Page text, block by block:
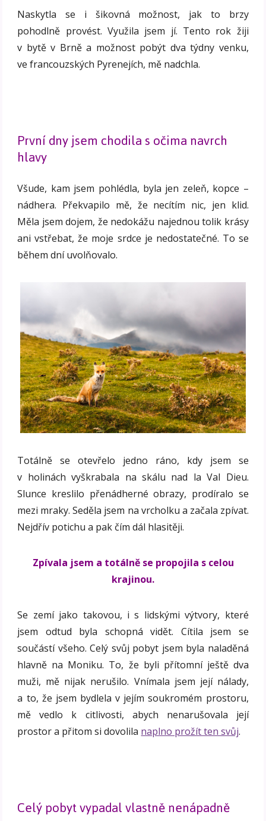
Naskytla se i šikovná možnost, jak to brzy
pohodlně provést. Využila jsem jí. Tento rok žiji
v bytě v Brně a možnost pobýt dva týdny venku,
ve francouzských Pyrenejích, mě nadchla.
První dny jsem chodila s očima navrch
hlavy
Všude, kam jsem pohlédla, byla jen zeleň, kopce –
nádhera. Překvapilo mě, že necítím nic, jen klid.
Měla jsem dojem, že nedokážu najednou tolik krásy
ani vstřebat, že moje srdce je nedostatečné. To se
během dní uvolňovalo.
Totálně se otevřelo jedno ráno, kdy jsem se
v holinách vyškrabala na skálu nad la Val Dieu.
Slunce kreslilo přenádherné obrazy, prodíralo se
mezi mraky. Seděla jsem na vrcholku a začala zpívat.
Nejdřív potichu a pak čím dál hlasitěji.
Zpívala jsem a totálně se propojila s celou
krajinou.
Se zemí jako takovou, i s lidskými výtvory, které
jsem odtud byla schopná vidět. Cítila jsem se
součástí všeho. Celý svůj pobyt jsem byla naladěná
hlavně na Moniku. To, že byli přítomní ještě dva
muži, mě nijak nerušilo. Vnímala jsem její nálady,
a to, že jsem bydlela v jejím soukromém prostoru,
mě vedlo k citlivosti, abych nenarušovala její
prostor a přitom si dovolila naplno prožít ten svůj.
Celý pobyt vypadal vlastně nenápadně